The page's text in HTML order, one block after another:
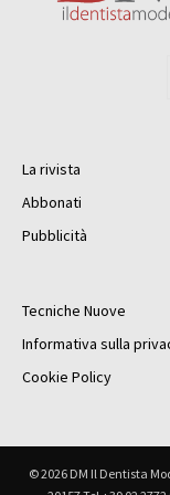
La rivista
Abbonati
Pubblicità
Tecniche Nuove
Informativa sulla
Cookie Policy
© 2026 DM Il Dentista